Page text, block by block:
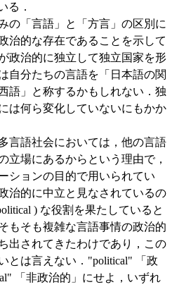
る．
の「言語」と「方言」の区別に
治的な存在であることを示して
政治的に独立して独立国家を形
自分たちの言語を「日本語の関
語」と称するかもしれない．独
は何ら変化していないにもかか
言語社会においては，他の言語
立場にあるからという理由で，
ションの目的で用いられてい
治的に中立と見なされているの
) な役割を果たしていると
もそも複雑な言語事情の政治的
出されてきたわけであり，この
とは言えない．"political" 「政
「非政治的」にせよ，いずれ